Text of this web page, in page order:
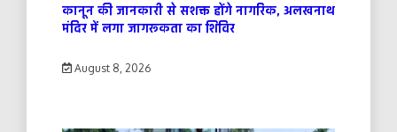
कानून की जानकारी से सशक्त होंगे नागरिक, अलखनाथ
मंदिर में लगा जागरूकता का शिविर
August 8, 2026